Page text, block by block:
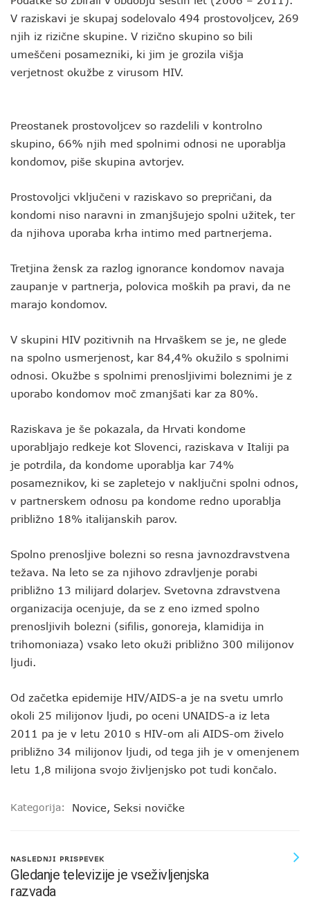
V raziskavi je skupaj sodelovalo 494 prostovoljcev, 269
njih iz rizične skupine. V rizično skupino so bili
umeščeni posamezniki, ki jim je grozila višja
verjetnost okužbe z virusom HIV.
Preostanek prostovoljcev so razdelili v kontrolno
skupino, 66% njih med spolnimi odnosi ne uporablja
kondomov, piše skupina avtorjev.
Prostovoljci vključeni v raziskavo so prepričani, da
kondomi niso naravni in zmanjšujejo spolni užitek, ter
da njihova uporaba krha intimo med partnerjema.
Tretjina žensk za razlog ignorance kondomov navaja
zaupanje v partnerja, polovica moških pa pravi, da ne
marajo kondomov.
V skupini HIV pozitivnih na Hrvaškem se je, ne glede
na spolno usmerjenost, kar 84,4% okužilo s spolnimi
odnosi. Okužbe s spolnimi prenosljivimi boleznimi je z
uporabo kondomov moč zmanjšati kar za 80%.
Raziskava je še pokazala, da Hrvati kondome
uporabljajo redkeje kot Slovenci, raziskava v Italiji pa
je potrdila, da kondome uporablja kar 74%
posameznikov, ki se zapletejo v naključni spolni odnos,
v partnerskem odnosu pa kondome redno uporablja
približno 18% italijanskih parov.
Spolno prenosljive bolezni so resna javnozdravstvena
težava. Na leto se za njihovo zdravljenje porabi
približno 13 milijard dolarjev. Svetovna zdravstvena
organizacija ocenjuje, da se z eno izmed spolno
prenosljivih bolezni (sifilis, gonoreja, klamidija in
trihomoniaza) vsako leto okuži približno 300 milijonov
ljudi.
Od začetka epidemije HIV/AIDS-a je na svetu umrlo
okoli 25 milijonov ljudi, po oceni UNAIDS-a iz leta
2011 pa je v letu 2010 s HIV-om ali AIDS-om živelo
približno 34 milijonov ljudi, od tega jih je v omenjenem
letu 1,8 milijona svojo življenjsko pot tudi končalo.
Kategorija: Novice, Seksi novičke
NASLEDNJI PRISPEVEK
Gledanje televizije je vseživljenjska
razvada